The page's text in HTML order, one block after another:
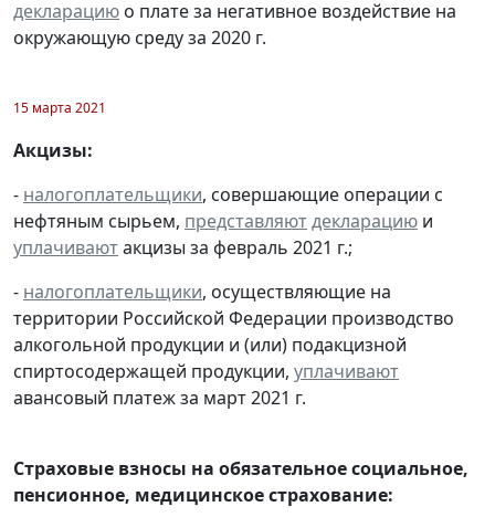
декларацию о плате за негативное воздействие на
окружающую среду за 2020 г.
15 марта 2021
Акцизы:
- налогоплательщики, совершающие операции с
нефтяным сырьем, представляютдекларацию и
уплачиваютакцизы за февраль 2021 г.;
- налогоплательщики, осуществляющие на
территории Российской Федерации производство
алкогольной продукции и (или) подакцизной
спиртосодержащей продукции, уплачивают
авансовый платеж за март 2021 г.
Страховые взносы на обязательное социальное,
пенсионное, медицинское страхование: